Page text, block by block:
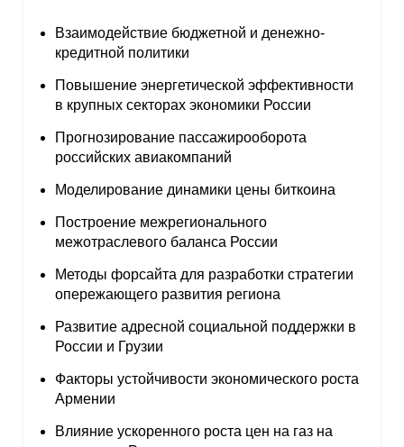
Взаимодействие бюджетной и денежно-
кредитной политики
Повышение энергетической эффективности
в крупных секторах экономики России
Прогнозирование пассажирооборота
российских авиакомпаний
Моделирование динамики цены биткоина
Построение межрегионального
межотраслевого баланса России
Методы форсайта для разработки стратегии
опережающего развития региона
Развитие адресной социальной поддержки в
России и Грузии
Факторы устойчивости экономического роста
Армении
Влияние ускоренного роста цен на газ на